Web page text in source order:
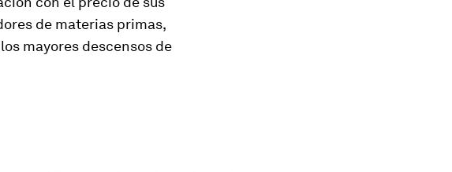
de materias primas,
mayores descensos de